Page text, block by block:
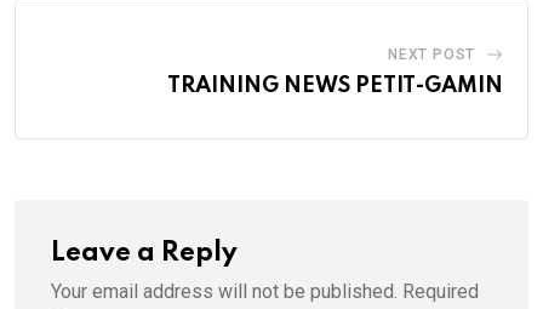
NEXT POST
TRAINING NEWS PETIT-GAMIN
Leave a Reply
Your email address will not be published. Required